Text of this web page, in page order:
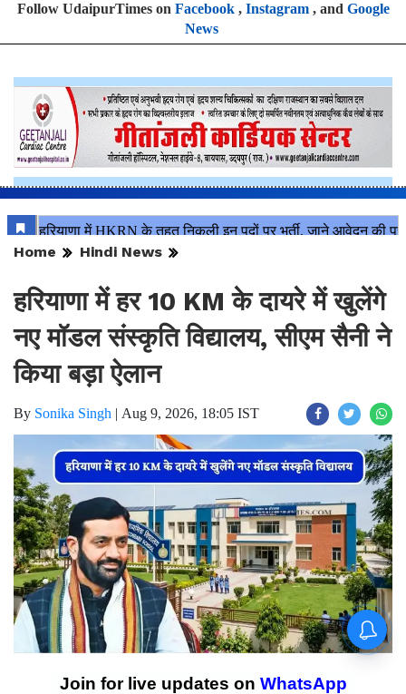
Follow UdaipurTimes on Facebook, Instagram, and Google
News
Home Hindi News
हरियाणा में हर 10 KM के दायरे में खुलेंगे
नए मॉडल संस्कृति विद्यालय, सीएम सैनी ने
किया बड़ा ऐलान
By Sonika Singh | Aug 9, 2026, 18:05 IST
Join for live updates on WhatsApp